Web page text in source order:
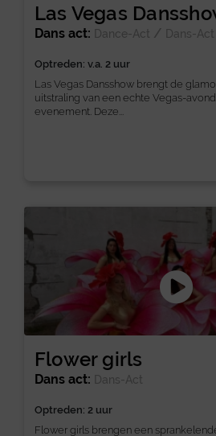
Las Vegas
Dans act: Dance-Act / Dans-Act
Optreden: v.a. 2 uur
Las Vegas Dansshow brengt de
uitstraling van een echte Vegas-
evenement. Deze...
Flower girls
Dans act: Dans-Act
Optreden: 2 uur
Flower girls brengen een